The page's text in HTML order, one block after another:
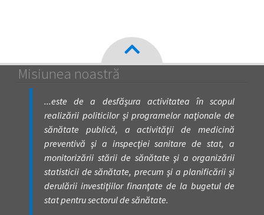
Misiunea noastră
...este de a desfăşura activitatea în scopul
realizării politicilor şi programelor naţionale de
sănătate publică, a activităţii de medicină
preventivă şi a inspecţiei sanitare de stat, a
monitorizării stării de sănătate şi a organizării
statisticii de sănătate, precum şi a planificării şi
derulării investiţiilor finanţate de la bugetul de
stat pentru sectorul de sănătate.